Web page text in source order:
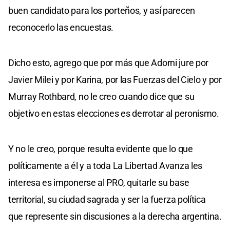
buen candidato para los porteños, y así parecen
reconocerlo las encuestas.
Dicho esto, agrego que por más que Adorni jure por
Javier Milei y por Karina, por las Fuerzas del Cielo y por
Murray Rothbard, no le creo cuando dice que su
objetivo en estas elecciones es derrotar al peronismo.
Y no le creo, porque resulta evidente que lo que
políticamente a él y a toda La Libertad Avanza les
interesa es imponerse al PRO, quitarle su base
territorial, su ciudad sagrada y ser la fuerza política
que represente sin discusiones a la derecha argentina.